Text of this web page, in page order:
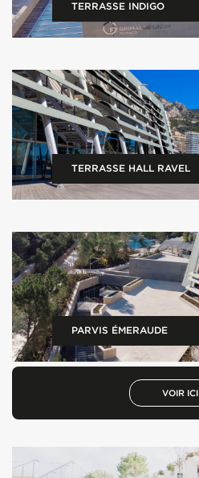
TERRASSE INDIGO
TERRASSE HALL RAVEL
PARVIS ÉMERAUDE
VOIR ICI